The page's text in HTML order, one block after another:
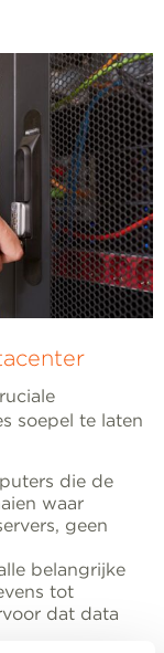
soepel te laten
die de
waar
geen
belangrijke
tot
dat data